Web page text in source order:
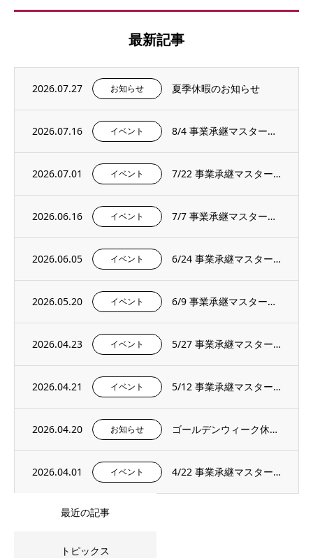
最新記事
2026.07.27 お知らせ 夏季休暇のお知らせ
2026.07.16 イベント 8/4 事業承継マスタープログラムプレセミナー＆説明会を開催いたします。
2026.07.01 イベント 7/22 事業承継マスタープログラムプレセミナー＆説明会を開催いたします。
2026.06.16 イベント 7/7 事業承継マスタープログラムプレセミナー＆説明会を開催いたします。
2026.06.05 イベント 6/24 事業承継マスタープログラムプレセミナー＆説明会を開催いたします。
2026.05.20 イベント 6/9 事業承継マスタープログラムプレセミナー＆説明会を開催いたします。
2026.04.23 イベント 5/27 事業承継マスタープログラムプレセミナー＆説明会を開催いたします。
2026.04.21 イベント 5/12 事業承継マスタープログラムプレセミナー＆説明会を開催いたします。
2026.04.20 お知らせ ゴールデンウィーク休暇のお知らせ
2026.04.01 イベント 4/22 事業承継マスタープログラムプレセミナー＆説明会を開催いたします。
最近の記事
トピックス